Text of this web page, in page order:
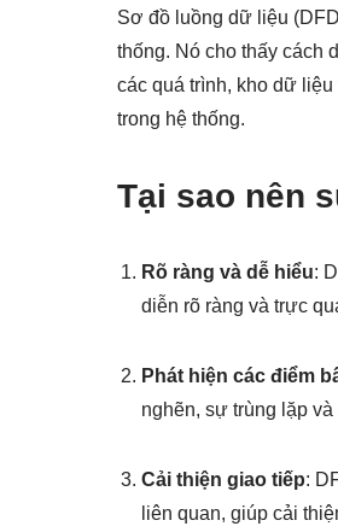
Sơ đồ luồng dữ liệu
thống. Nó cho thấy cách
các quá trình, kho dữ
trong hệ thống.
Tại sao nên
Rõ ràng và dễ hiểu:
diễn rõ ràng và trực
Phát hiện các điểm
nghẽn, sự trùng lặp
Cải thiện giao tiếp:
liên quan, giúp cải